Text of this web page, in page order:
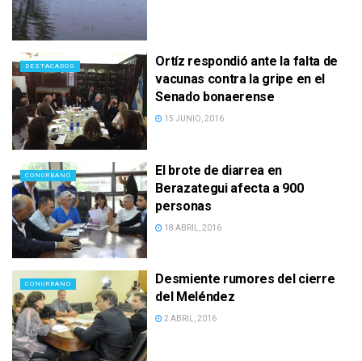
DESTACADOS
Ortíz respondió ante la falta de
vacunas contra la gripe en el
Senado bonaerense
15 JUNIO, 2016
CONURBANO
El brote de diarrea en
Berazategui afecta a 900
personas
18 ABRIL, 2016
CONURBANO
Desmiente rumores del cierre
del Meléndez
2 ABRIL, 2016